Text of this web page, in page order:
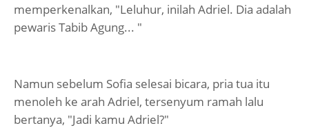
memperkenalkan, "Leluhur, inilah Adriel. Dia adalah
pewaris Tabib Agung... "
Namun sebelum Sofia selesai bicara, pria tua itu
menoleh ke arah Adriel, tersenyum ramah lalu
bertanya, "Jadi kamu Adriel?"